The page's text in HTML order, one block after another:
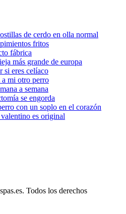
de cerdo en olla normal
fritos
fábrica
más grande de europa
si eres celíaco
mi otro perro
a semana
se engorda
con un soplo en el corazón
es original
Todos los derechos